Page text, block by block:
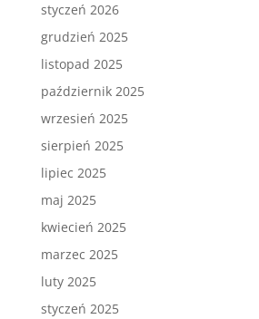
styczeń 2026
grudzień 2025
listopad 2025
październik 2025
wrzesień 2025
sierpień 2025
lipiec 2025
maj 2025
kwiecień 2025
marzec 2025
luty 2025
styczeń 2025